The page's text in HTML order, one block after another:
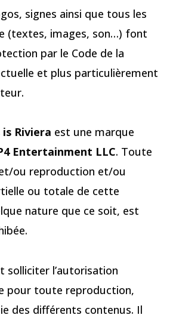
signes ainsi que tous les
(textes, images, son…) font
par le Code de la
et plus particulièrement
is Riviera est une marque
Entertainment LLC. Toute
ou reproduction et/ou
ou totale de cette
nature que ce soit, est
solliciter l’autorisation
pour toute reproduction,
des différents contenus. Il